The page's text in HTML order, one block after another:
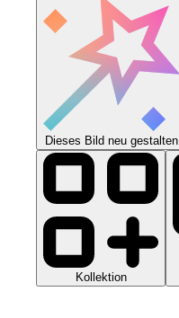
Dieses Bild neu gestalten
Kollektion